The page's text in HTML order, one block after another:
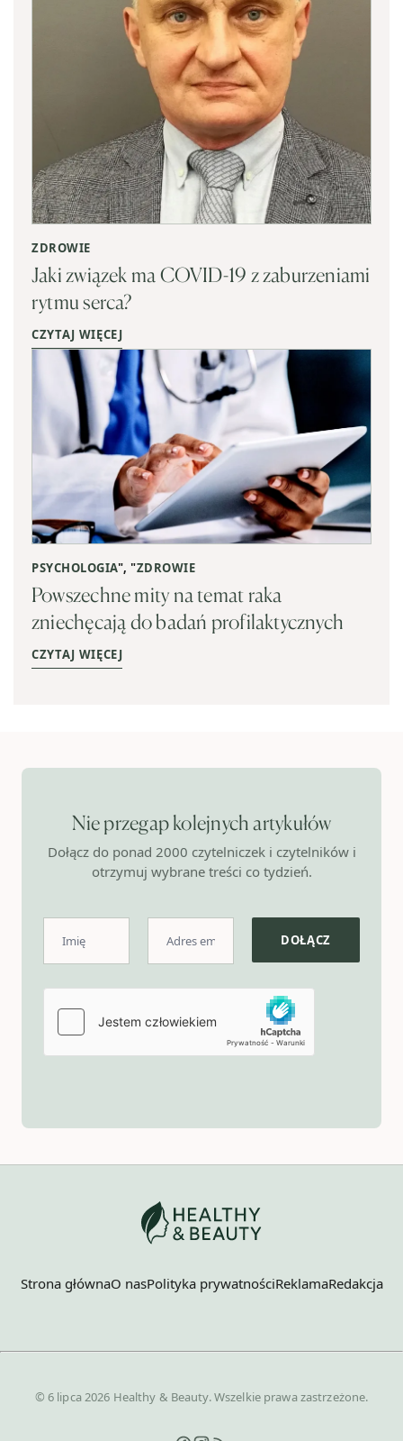
ZDROWIE
Jaki związek ma COVID-19 z zaburzeniami
rytmu serca?
CZYTAJ WIĘCEJ
PSYCHOLOGIA", "ZDROWIE
Powszechne mity na temat raka
zniechęcają do badań profilaktycznych
CZYTAJ WIĘCEJ
Nie przegap kolejnych artykułów
Dołącz do ponad 2000 czytelniczek i czytelników i
otrzymuj wybrane treści co tydzień.
Strona głównaO nasPolityka prywatnościReklamaRedakcja
© 6 lipca 2026 Healthy & Beauty. Wszelkie prawa zastrzeżone.